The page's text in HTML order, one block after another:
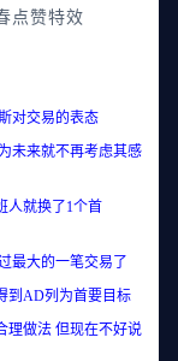
点赞特效
对交易的表态
来就不再考虑其感
就换了1个首
大的一笔交易了
到AD列为首要目标
做法 但现在不好说